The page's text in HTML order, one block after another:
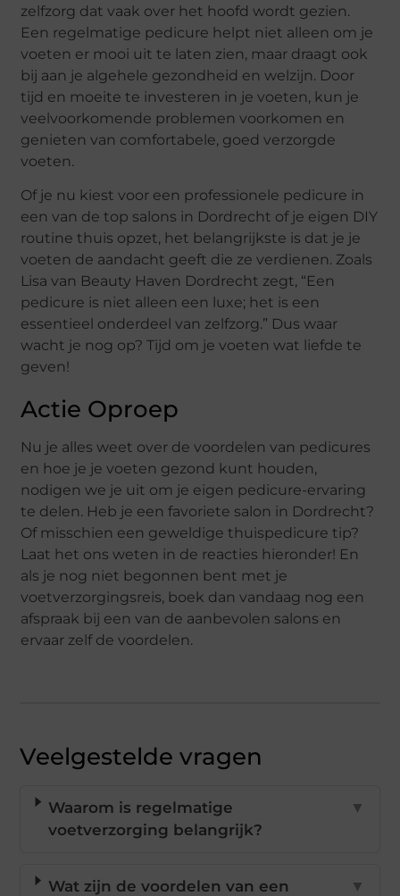
zelfzorg dat vaak over het hoofd wordt gezien.
Een regelmatige pedicure helpt niet alleen om je
voeten er mooi uit te laten zien, maar draagt ook
bij aan je algehele gezondheid en welzijn. Door
tijd en moeite te investeren in je voeten, kun je
veelvoorkomende problemen voorkomen en
genieten van comfortabele, goed verzorgde
voeten.
Of je nu kiest voor een professionele pedicure in
een van de top salons in Dordrecht of je eigen DIY
routine thuis opzet, het belangrijkste is dat je je
voeten de aandacht geeft die ze verdienen. Zoals
Lisa van Beauty Haven Dordrecht zegt, “Een
pedicure is niet alleen een luxe; het is een
essentieel onderdeel van zelfzorg.” Dus waar
wacht je nog op? Tijd om je voeten wat liefde te
geven!
Actie Oproep
Nu je alles weet over de voordelen van pedicures
en hoe je je voeten gezond kunt houden,
nodigen we je uit om je eigen pedicure-ervaring
te delen. Heb je een favoriete salon in Dordrecht?
Of misschien een geweldige thuispedicure tip?
Laat het ons weten in de reacties hieronder! En
als je nog niet begonnen bent met je
voetverzorgingsreis, boek dan vandaag nog een
afspraak bij een van de aanbevolen salons en
ervaar zelf de voordelen.
Veelgestelde vragen
Waarom is regelmatige
voetverzorging belangrijk?
▼
Wat zijn de voordelen van een
▼